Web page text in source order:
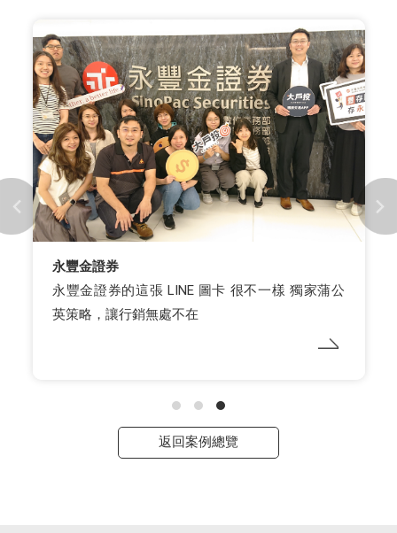
永豐金證券
永豐金證券的這張 LINE 圖卡 很不一樣 獨家蒲公
英策略，讓行銷無處不在
返回案例總覽